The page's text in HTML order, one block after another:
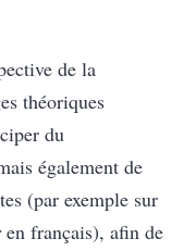
de la
théoriques
du
également de
(par exemple sur
en français), afin de